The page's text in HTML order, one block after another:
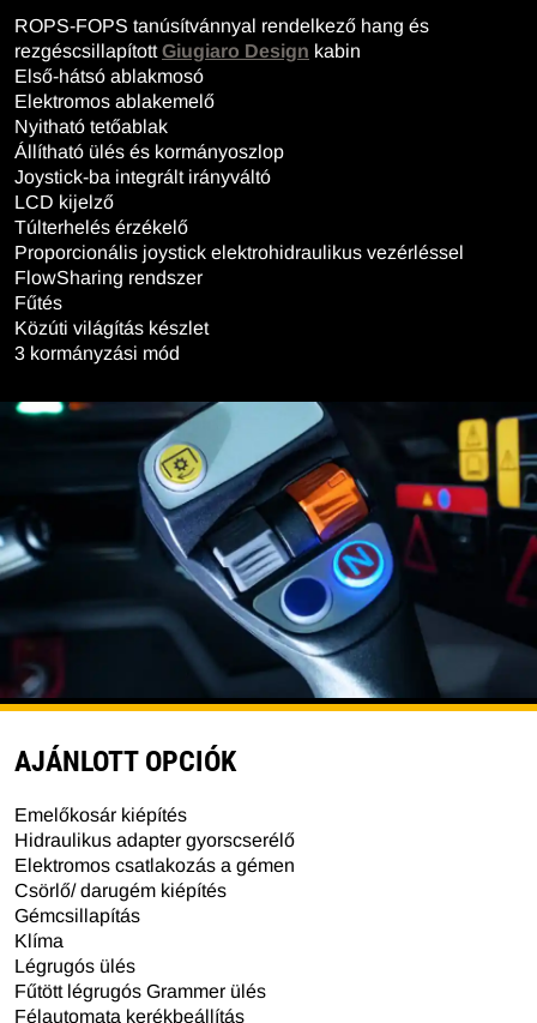
ROPS-FOPS tanúsítvánnyal rendelkező hang és
rezgéscsillapítottGiugiaro Design kabin
Első-hátsó ablakmosó
Elektromos ablakemelő
Nyitható tetőablak
Állítható ülés és kormányoszlop
Joystick-ba integrált irányváltó
LCD kijelző
Túlterhelés érzékelő
Proporcionális joystick elektrohidraulikus vezérléssel
FlowSharing rendszer
Fűtés
Közúti világítás készlet
3 kormányzási mód
AJÁNLOTT OPCIÓK
Emelőkosár kiépítés
Hidraulikus adapter gyorscserélő
Elektromos csatlakozás a gémen
Csörlő/ darugém kiépítés
Gémcsillapítás
Klíma
Légrugós ülés
Fűtött légrugós Grammer ülés
Félautomata kerékbeállítás